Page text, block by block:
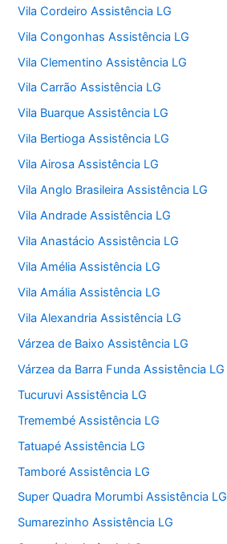
Vila Cordeiro Assistência LG
Vila Congonhas Assistência LG
Vila Clementino Assistência LG
Vila Carrão Assistência LG
Vila Buarque Assistência LG
Vila Bertioga Assistência LG
Vila Airosa Assistência LG
Vila Anglo Brasileira Assistência LG
Vila Andrade Assistência LG
Vila Anastácio Assistência LG
Vila Amélia Assistência LG
Vila Amália Assistência LG
Vila Alexandria Assistência LG
Várzea de Baixo Assistência LG
Várzea da Barra Funda Assistência LG
Tucuruvi Assistência LG
Tremembé Assistência LG
Tatuapé Assistência LG
Tamboré Assistência LG
Super Quadra Morumbi Assistência LG
Sumarezinho Assistência LG